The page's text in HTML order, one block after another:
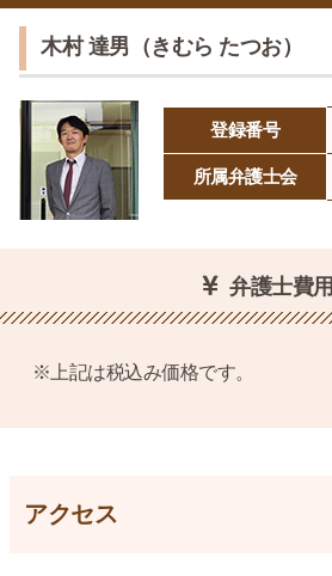
木村 達男（きむら たつお）
登録番号
所属弁護士会
弁護士費用
※上記は税込み価格です。
アクセス